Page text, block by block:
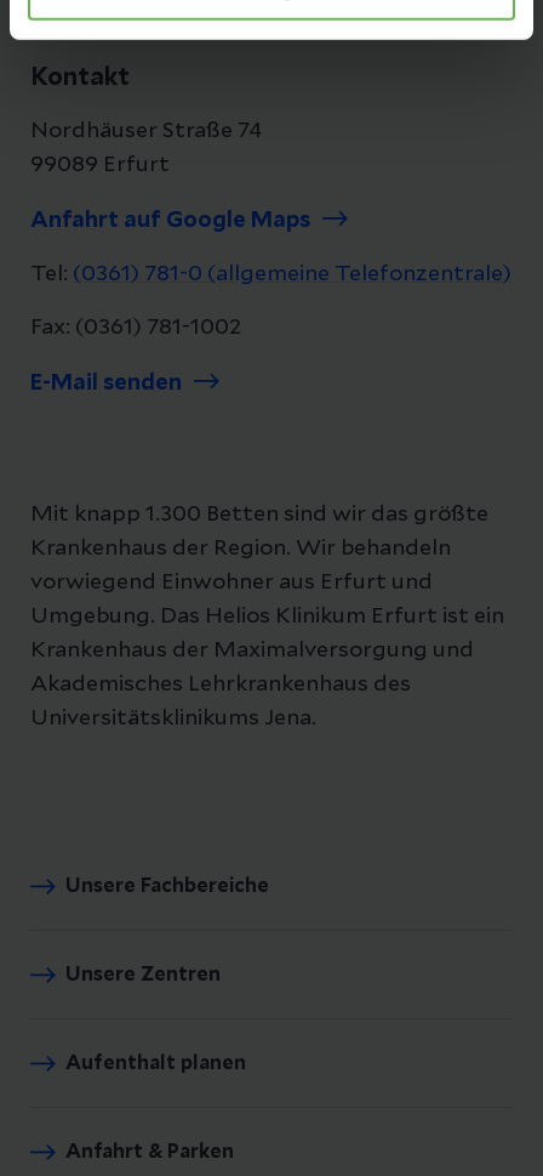
Medical University Erfurt
Kontakt
Nordhäuser Straße 74
99089 Erfurt
Anfahrt auf Google Maps
Tel: (0361) 781-0 (allgemeine Telefonzentrale)
Fax: (0361) 781-1002
E-Mail senden
Mit knapp 1.300 Betten sind wir das größte
Krankenhaus der Region. Wir behandeln
vorwiegend Einwohner aus Erfurt und
Umgebung. Das Helios Klinikum Erfurt ist ein
Krankenhaus der Maximalversorgung und
Akademisches Lehrkrankenhaus des
Universitätsklinikums Jena.
Unsere Fachbereiche
Unsere Zentren
Aufenthalt planen
Anfahrt & Parken